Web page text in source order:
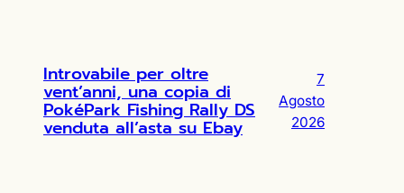
Introvabile per oltre
vent’anni, una copia di
PokéPark Fishing Rally DS
venduta all’asta su Ebay
7
Agosto
2026